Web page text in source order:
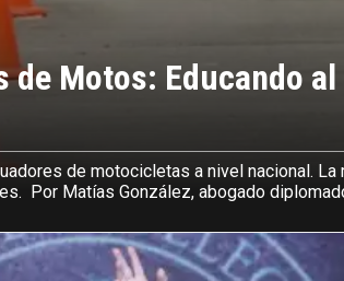
de Motos: Educando al
de motocicletas a nivel nacional. La
Por Matías González, abogado